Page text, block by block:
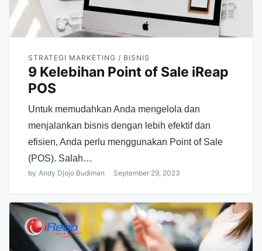
STRATEGI MARKETING / BISNIS
9 Kelebihan Point of Sale iReap
POS
Untuk memudahkan Anda mengelola dan
menjalankan bisnis dengan lebih efektif dan
efisien, Anda perlu menggunakan Point of Sale
(POS). Salah…
by Andy Djojo Budiman September 29, 2023